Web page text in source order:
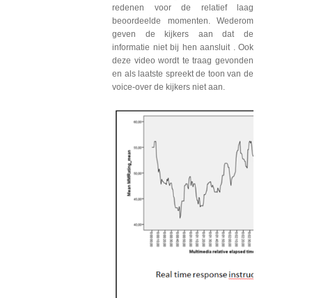
redenen voor de relatief laag
beoordeelde momenten. Wederom
geven de kijkers aan dat de
informatie niet bij hen aansluit . Ook
deze video wordt te traag gevonden
en als laatste spreekt de toon van de
voice-over de kijkers niet aan.